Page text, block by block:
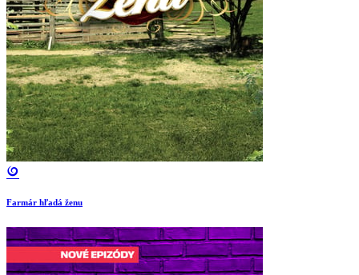
Farmár hľadá ženu